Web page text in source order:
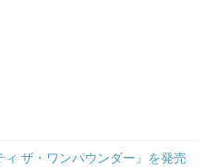
ザ・ワンパウンダー』を発売